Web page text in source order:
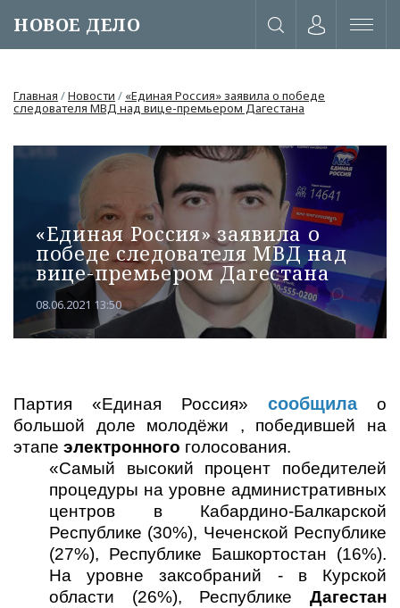
НОВОЕ ДЕЛО
Главная /Новости / «Единая Россия» заявила о победе
следователя МВД над вице-премьером Дагестана
«Единая Россия» заявила о
победе следователя МВД над
вице-премьером Дагестана
08.06.2021 13:50
Партия «Единая Россия» сообщилао
большой доле молодёжи , победившей на
этапе электронного голосования.
«Самый высокий процент победителей
процедуры на уровне административных
центров в Кабардино-Балкарской
Республике (30%), Чеченской Республике
(27%), Республике Башкортостан (16%).
На уровне заксобраний - в Курской
области (26%), Республике Дагестан